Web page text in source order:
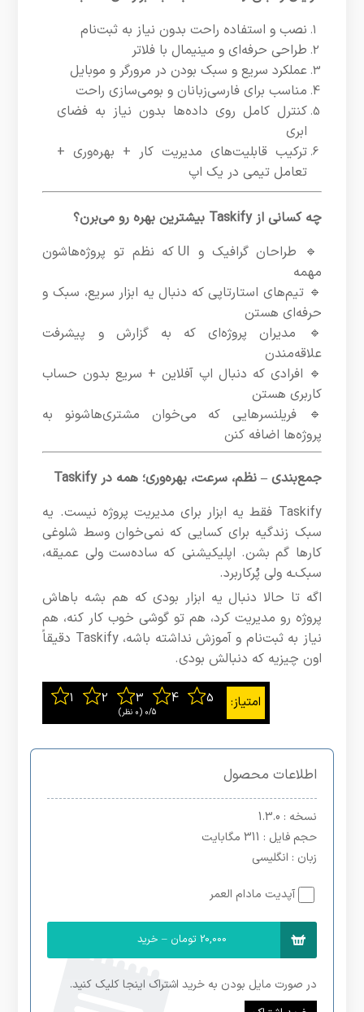
نصب و استفاده راحت بدون نیاز به ثبت‌نام
طراحی حرفه‌ای و مینیمال با فلاتر
عملکرد سریع و سبک بودن در مرورگر و موبایل
مناسب برای فارسی‌زبانان و بومی‌سازی راحت
کنترل کامل روی داده‌ها بدون نیاز به فضای
ابری
ترکیب قابلیت‌های مدیریت کار + بهره‌وری +
تعامل تیمی در یک اپ
چه کسانی از Taskify بیشترین بهره رو می‌برن؟
🔹 طراحان گرافیک و UI که نظم تو پروژه‌هاشون
مهمه
🔹 تیم‌های استارتاپی که دنبال یه ابزار سریع، سبک و
حرفه‌ای هستن
🔹 مدیران پروژه‌ای که به گزارش و پیشرفت
علاقه‌مند‌ن
🔹 افرادی که دنبال اپ آفلاین + سریع بدون حساب
کاربری هستن
🔹 فریلنسرهایی که می‌خوان مشتری‌هاشونو به
پروژه‌ها اضافه کنن
جمع‌بندی – نظم، سرعت، بهره‌وری؛ همه در Taskify
Taskify فقط یه ابزار برای مدیریت پروژه نیست. یه
سبک زندگیه برای کسایی که نمی‌خوان وسط شلوغی
کارها گم بشن. اپلیکیشنی که ساده‌ست ولی عمیقه،
سبک‌ـه ولی پُرکاربرد.
اگه تا حالا دنبال یه ابزار بودی که هم بشه باهاش
پروژه رو مدیریت کرد، هم تو گوشی خوب کار کنه، هم
نیاز به ثبت‌نام و آموزش نداشته باشه، Taskify دقیقاً
اون چیزیه که دنبالش بودی.
0/5 ‫(0 نظر)
اطلاعات محصول
نسخه : 1.3.0
حجم فایل : 311 مگابایت
زبان : انگلیسی
آپدیت مادام العمر
20,000 تومان – خرید
در صورت مایل بودن به خرید اشتراک اینجا کلیک کنید.